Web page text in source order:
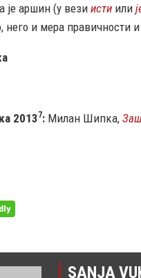
је аршин (у вези исти или
него и мера правичности
20137: Милан Шипка,
SANJA